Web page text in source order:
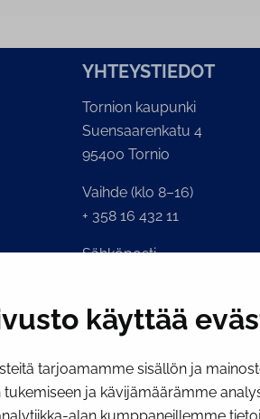
käyttää
tarjoamamme sisällön ja
ja kävijämäärämme
YH­TEYS­TIE­DOT
Tornion kaupunki
Suensaarenkatu 4
95400 Tornio
Vaihde (klo 8–16)
+ 358 16 432 11
Sähköposti